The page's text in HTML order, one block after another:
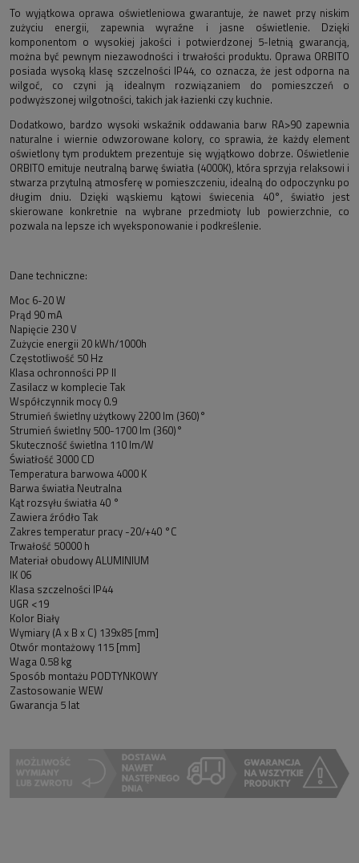
To wyjątkowa oprawa oświetleniowa gwarantuje, że nawet przy niskim
zużyciu energii, zapewnia wyraźne i jasne oświetlenie. Dzięki
komponentom o wysokiej jakości i potwierdzonej 5-letnią gwarancją,
można być pewnym niezawodności i trwałości produktu. Oprawa ORBITO
posiada wysoką klasę szczelności IP44, co oznacza, że jest odporna na
wilgoć, co czyni ją idealnym rozwiązaniem do pomieszczeń o
podwyższonej wilgotności, takich jak łazienki czy kuchnie.
Dodatkowo, bardzo wysoki wskaźnik oddawania barw RA>90 zapewnia
naturalne i wiernie odwzorowane kolory, co sprawia, że każdy element
oświetlony tym produktem prezentuje się wyjątkowo dobrze. Oświetlenie
ORBITO emituje neutralną barwę światła (4000K), która sprzyja relaksowi i
stwarza przytulną atmosferę w pomieszczeniu, idealną do odpoczynku po
długim dniu. Dzięki wąskiemu kątowi świecenia 40°, światło jest
skierowane konkretnie na wybrane przedmioty lub powierzchnie, co
pozwala na lepsze ich wyeksponowanie i podkreślenie.
Dane techniczne:
Moc 6-20 W
Prąd 90 mA
Napięcie 230 V
Zużycie energii 20 kWh/1000h
Częstotliwość 50 Hz
Klasa ochronności PP II
Zasilacz w komplecie Tak
Współczynnik mocy 0.9
Strumień świetlny użytkowy 2200 lm (360)°
Strumień świetlny 500-1700 lm (360)°
Skuteczność świetlna 110 lm/W
Światłość 3000 CD
Temperatura barwowa 4000 K
Barwa światła Neutralna
Kąt rozsyłu światła 40 °
Zawiera źródło Tak
Zakres temperatur pracy -20/+40 °C
Trwałość 50000 h
Materiał obudowy ALUMINIUM
IK 06
Klasa szczelności IP44
UGR <19
Kolor Biały
Wymiary (A x B x C) 139x85 [mm]
Otwór montażowy 115 [mm]
Waga 0.58 kg
Sposób montażu PODTYNKOWY
Zastosowanie WEW
Gwarancja 5 lat